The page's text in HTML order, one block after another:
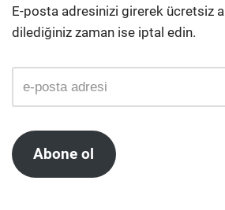
E-posta adresinizi girerek ücretsiz
dilediğiniz zaman ise iptal edin.
Abone ol